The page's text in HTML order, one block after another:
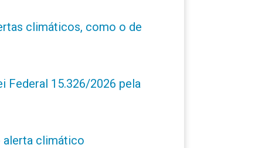
climáticos, como o de
Federal 15.326/2026 pela
alerta climático